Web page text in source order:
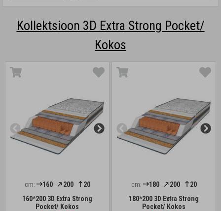
Kollektsioon 3D Extra Strong Pocket/
Kokos
cm: 160 200
20
160*200 3D Extra Strong
Pocket/ Kokos
cm: 180 200
20
180*200 3D Extra Strong
Pocket/ Kokos